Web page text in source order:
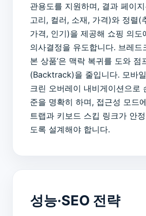
관용도를 지원하며, 결과 페이
고리, 컬러, 소재, 가격)와 정렬(
가격, 인기)을 제공해 쇼핑 의도
의사결정을 유도합니다. 브레드
본 상품’은 맥락 복귀를 도와 점
(Backtrack)을 줄입니다. 모바
크린 오버레이 내비게이션으로
준을 명확히 하며, 접근성 모드
트랩과 키보드 스킵 링크가 안
도록 설계해야 합니다.
성능·SEO 전략